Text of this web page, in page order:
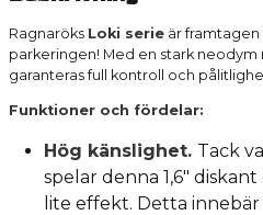
Ragnaröks Loki serie är framtagen
parkeringen! Med en stark
garanteras full kontroll och
Funktioner och fördelar:
Hög känslighet. Tack
spelar denna 1,6"
lite effekt. Detta